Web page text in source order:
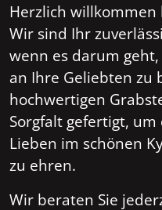
Herzlich willkommen
Wir sind Ihr
wenn es darum
an Ihre Geliebten zu
hochwertigen
Sorgfalt gefertigt,
Lieben im schönen
zu ehren.
Wir beraten Sie